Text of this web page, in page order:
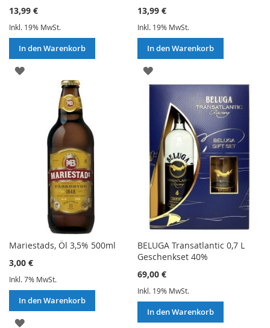
13,99 €
Inkl. 19% MwSt.
In den Warenkorb
ZUR
WUNSCHLISTE
HINZUFÜGEN
13,99 €
Inkl. 19% MwSt.
In den Warenkorb
ZUR
WUNSCHLISTE
HINZUFÜGEN
Mariestads, Öl 3,5% 500ml
3,00 €
Inkl. 7% MwSt.
In den Warenkorb
ZUR
BELUGA Transatlantic 0,7 L
Geschenkset 40%
69,00 €
Inkl. 19% MwSt.
In den Warenkorb